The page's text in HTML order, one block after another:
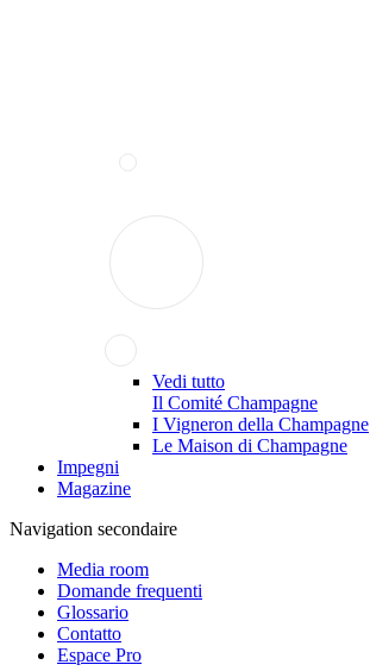
Vedi tutto
Il Comité Champagne
I Vigneron della Champagne
Le Maison di Champagne
Impegni
Magazine
Navigation secondaire
Media room
Domande frequenti
Glossario
Contatto
Espace Pro